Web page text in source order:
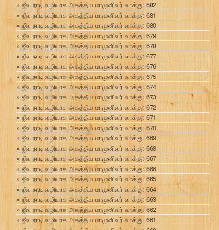
ஜீவ நாடி வழியாக அகத்திய மாமுனிவர் வாக்கு: 682
ஜீவ நாடி வழியாக அகத்திய மாமுனிவர் வாக்கு: 681
ஜீவ நாடி வழியாக அகத்திய மாமுனிவர் வாக்கு: 680
ஜீவ நாடி வழியாக அகத்திய மாமுனிவர் வாக்கு: 679
ஜீவ நாடி வழியாக அகத்திய மாமுனிவர் வாக்கு: 678
ஜீவ நாடி வழியாக அகத்திய மாமுனிவர் வாக்கு: 677
ஜீவ நாடி வழியாக அகத்திய மாமுனிவர் வாக்கு: 676
ஜீவ நாடி வழியாக அகத்திய மாமுனிவர் வாக்கு: 675
ஜீவ நாடி வழியாக அகத்திய மாமுனிவர் வாக்கு: 674
ஜீவ நாடி வழியாக அகத்திய மாமுனிவர் வாக்கு: 673
ஜீவ நாடி வழியாக அகத்திய மாமுனிவர் வாக்கு: 672
ஜீவ நாடி வழியாக அகத்திய மாமுனிவர் வாக்கு: 671
ஜீவ நாடி வழியாக அகத்திய மாமுனிவர் வாக்கு: 670
ஜீவ நாடி வழியாக அகத்திய மாமுனிவர் வாக்கு: 669
ஜீவ நாடி வழியாக அகத்திய மாமுனிவர் வாக்கு: 668
ஜீவ நாடி வழியாக அகத்திய மாமுனிவர் வாக்கு: 667
ஜீவ நாடி வழியாக அகத்திய மாமுனிவர் வாக்கு: 666
ஜீவ நாடி வழியாக அகத்திய மாமுனிவர் வாக்கு: 665
ஜீவ நாடி வழியாக அகத்திய மாமுனிவர் வாக்கு: 664
ஜீவ நாடி வழியாக அகத்திய மாமுனிவர் வாக்கு: 663
ஜீவ நாடி வழியாக அகத்திய மாமுனிவர் வாக்கு: 662
ஜீவ நாடி வழியாக அகத்திய மாமுனிவர் வாக்கு: 661